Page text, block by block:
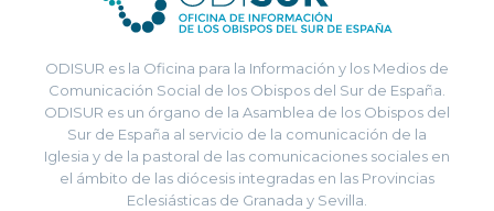
ODISUR es la Oficina para la Información y los Medios de
Comunicación Social de los Obispos del Sur de España.
ODISUR es un órgano de la Asamblea de los Obispos del
Sur de España al servicio de la comunicación de la
Iglesia y de la pastoral de las comunicaciones sociales en
el ámbito de las diócesis integradas en las Provincias
Eclesiásticas de Granada y Sevilla.